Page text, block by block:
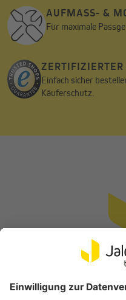
Die AF/Armaflex® Rollladen-
aus dem Hause Armacell
schnelle, unkomplizierte
bei der Montage der
sind. Das bedeutet eine
Kleber zusätzlich
benötigten Isoliermaterials
den Kasten eingepasst
Klebefolie abgezogen
fertig. Die Modernisierung
Rolladenkasten-
von einer Fenster-Sanierung
AUFMASS- &
Für maximale
ZERTIFIZIERTER
Einfach sicher
Käuferschutz.